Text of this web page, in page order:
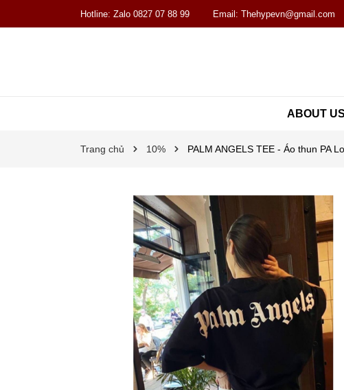
Hotline: Zalo 0827 07 88 99 Email: Thehypevn@gmail.com
ABOUT US
Trang chủ 10% PALM ANGELS TEE - Áo thun PA